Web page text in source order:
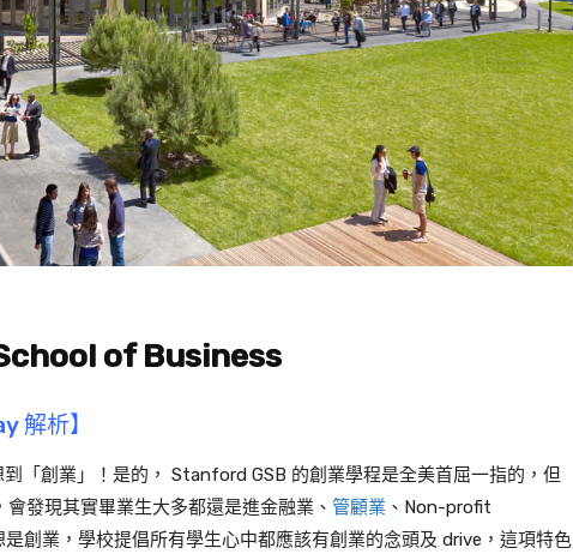
of Business
解析】
「創業」！是的， Stanford GSB 的創業學程是全美首屈一指的，但
發現其實畢業生大多都還是進金融業、 管顧業 、Non-profit
創業，學校提倡所有學生心中都應該有創業的念頭及 drive，這項特色